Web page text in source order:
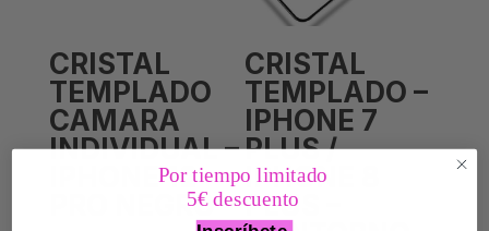
CRISTAL
TEMPLADO
CAMARA
INDIVIDUAL –
IPHONE 12
PRO NEGRO
CRISTAL
TEMPLADO –
IPHONE 7
PLUS /
IPHONE 8
PLUS –
Por tiempo limitado
5€ descuento